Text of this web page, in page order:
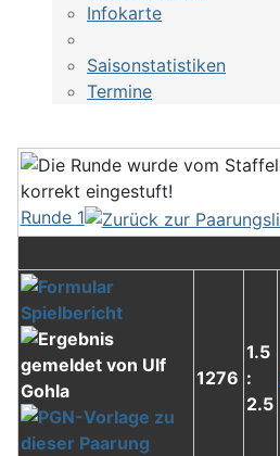
Infokarte
Saisonstatistiken
Termine
Runde 1
1276
1.5
:
2.5